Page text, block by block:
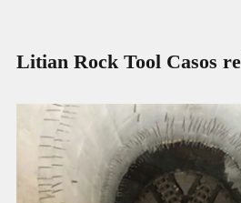
Litian Rock Tool Casos